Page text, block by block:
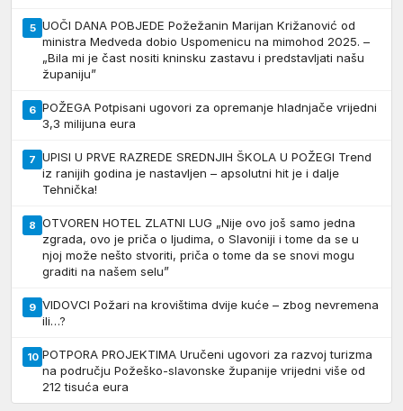
5 UOČI DANA POBJEDE Požežanin Marijan Križanović od
ministra Medveda dobio Uspomenicu na mimohod 2025. –
„Bila mi je čast nositi kninsku zastavu i predstavljati našu
županiju”
6 POŽEGA Potpisani ugovori za opremanje hladnjače vrijedni
3,3 milijuna eura
7 UPISI U PRVE RAZREDE SREDNJIH ŠKOLA U POŽEGI Trend
iz ranijih godina je nastavljen – apsolutni hit je i dalje
Tehnička!
8 OTVOREN HOTEL ZLATNI LUG „Nije ovo još samo jedna
zgrada, ovo je priča o ljudima, o Slavoniji i tome da se u
njoj može nešto stvoriti, priča o tome da se snovi mogu
graditi na našem selu”
9 VIDOVCI Požari na krovištima dvije kuće – zbog nevremena
ili…?
10 POTPORA PROJEKTIMA Uručeni ugovori za razvoj turizma
na području Požeško-slavonske županije vrijedni više od
212 tisuća eura